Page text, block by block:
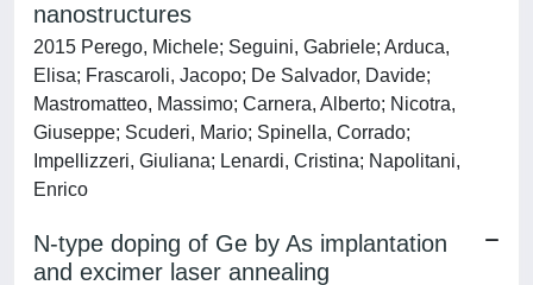
nanostructures
2015 Perego, Michele; Seguini, Gabriele; Arduca,
Elisa; Frascaroli, Jacopo; De Salvador, Davide;
Mastromatteo, Massimo; Carnera, Alberto; Nicotra,
Giuseppe; Scuderi, Mario; Spinella, Corrado;
Impellizzeri, Giuliana; Lenardi, Cristina; Napolitani,
Enrico
N-type doping of Ge by As implantation
and excimer laser annealing